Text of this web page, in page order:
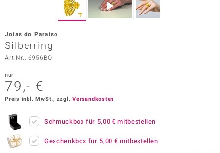
Vogue
Paraíso
Joias do Paraíso
Silberring
Art.Nr.: 6956BO
nur
79,- €
Preis inkl. MwSt., zzgl.Versandkosten
Schmuckbox für 5,00 € mitbestellen
Geschenkbox für 5,00 € mitbestellen